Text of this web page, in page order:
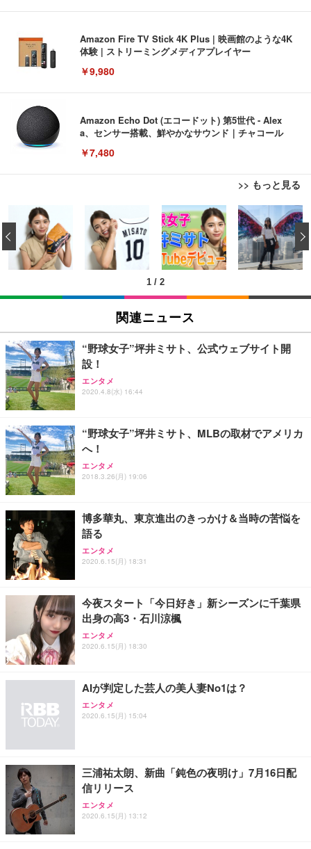
Amazon Fire TV Stick 4K Plus | 映画館のような4K
体験 | ストリーミングメディアプレイヤー
￥9,980
Amazon Echo Dot (エコードット) 第5世代 - Alex
a、センサー搭載、鮮やかなサウンド｜チャコール
￥7,480
>> もっと見る
[EdoErgo] オフィスチェア 椅子 テレワーク 疲れな
い 跳ね上げ式アームレスト コンパクト 約105度ロッ
キング pc 事務椅子 360度回転 座面昇降 強化ナイロ
ン樹脂ベース 通気性メッシュ 在宅ワーク H-WY01
(黒網+黒枠+黒足)
￥5,699
SIHOO B100 オフィスチェア／デスクチェア メッシ
ュチェア 人間工学 疲れない ブラック
￥27,999
Sezlife オフィスチェア デスクチェア 疲れない テレ
ワーク チェア 強化バックレスト 30度ロッキング機
能 人間工学 椅子 腰サポート 90度跳ね上げ式アーム
務用 おしゃれ パソコンチェア (ブラック)
Sezlife オフィスチェア デスクチェア 疲れない テレ
ワーク チェア 強化バックレスト 30度ロッキング機
能 人間工学 椅子 腰サポート 90度跳ね上げ式アーム
務用 おしゃれ パソコンチェア (ホワイト)
ANDWINT オフィスチェア デスクチェア 肘なし メ
ッシュ 通気性 ランバーサポート付き 腰サポート ガ
ス圧無段階昇降 360度回転 キャスター付き コンパク
EIZO ビジネス向けプレミアムモニター | FlexScan
EV3240X-WT | 31.5型4K UHD・USB Type-C・ホワ
イト
￥105,595
EIZO ビジネス向けプレミアムモニター | FlexScan
【純正品】27"ゲーミングモニター DualSense 充電
フック付き（CFI-ZDM1J）
【整備済み品】Dell E2724HS 27インチ 液晶モニタ
ー フルHD（1920×1080）VA 非光沢 HDMI/DisplayP
ort/VGA スピーカー内蔵 高さ調整 スイベル VESA対
【MiniLED/24.5inch/280Hz/FHD】GRAPHT THE S
HOOTER Gaming Monitor 24” Essential ゲーミン
グモニター QD 24.5インチ 1ms FHD 量子ドット 残
Amazonベーシック ペットシーツ 薄型 レギュラー 1
回使い捨て 無香料 ホワイト 300枚
￥3,373
Amazonベーシック ペットシーツ 厚型 ワイド 42枚
x2袋(84枚) ホワイト(吸収面:ライトブルー)
￥3,234
ネオ・ルーライフ ネオ・オムツ L 中型犬用 26枚入
り 単品
Smart Basic(スマートベーシック) 【Amazon.co.jp
限定】 Smart Basic アイリスオーヤマ ペットシーツ
超厚型 お徳用 ワイド 100枚入 (x 1) (ケース販売)
ュラー 200枚入【Amazon.co.jp限定】
1 / 2
‹
関連ニュース
“野球女子”坪井ミサト、公式ウェブサイト開
設！
エンタメ
2020.4.8(水) 16:44
“野球女子”坪井ミサト、MLBの取材でアメリカ
へ！
エンタメ
2018.3.26(月) 19:06
博多華丸、東京進出のきっかけ＆当時の苦悩を
語る
エンタメ
2020.6.15(月) 18:31
今夜スタート「今日好き」新シーズンに千葉県
出身の高3・石川涼楓
エンタメ
2020.6.15(月) 18:30
AIが判定した芸人の美人妻No1は？
エンタメ
2020.6.15(月) 15:04
三浦祐太朗、新曲「鈍色の夜明け」7月16日配
信リリース
エンタメ
2020.6.15(月) 13:12